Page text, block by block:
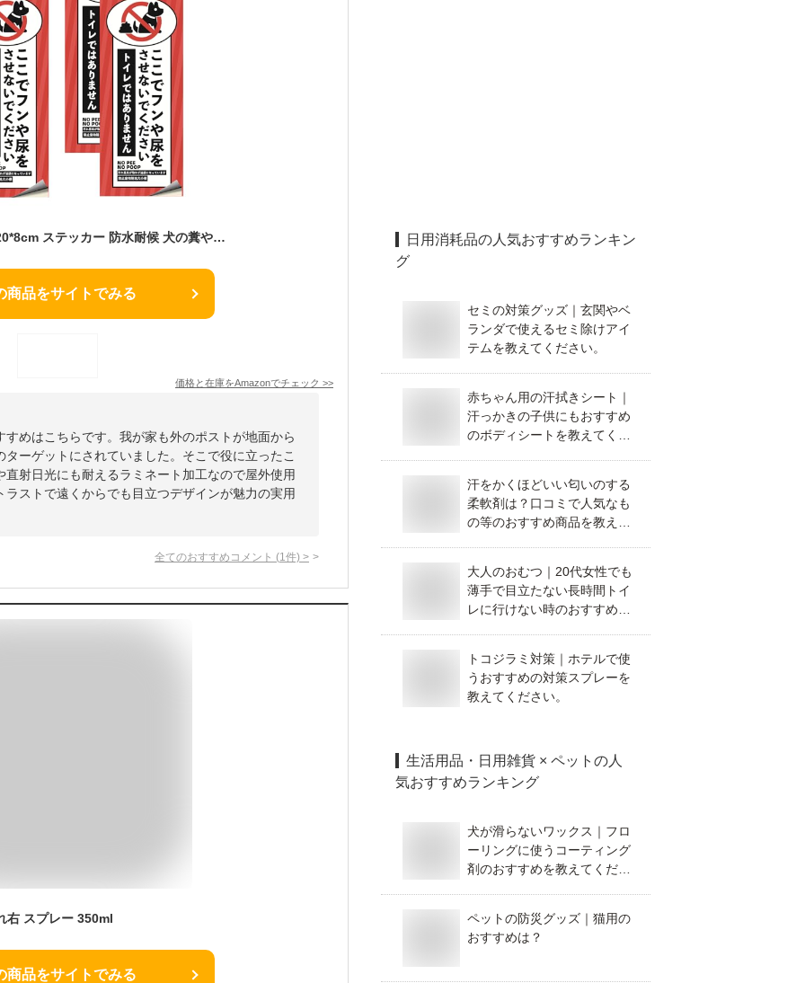
ペットのフン尿禁止 20*8cm ステッカー 防水耐候 犬の糞や尿をさせないでください 4枚セット
商品をサイトでみる
価格と在庫をAmazonでチェック >>
めはこちらです。我が家も外のポストが地面から
ーゲットにされていました。そこで役に立ったこ
射日光にも耐えるラミネート加工なので屋外使用
ストで遠くからでも目立つデザインが魅力の実用
全てのおすすめコメント (1 件) >
右 スプレー 350ml
商品をサイトでみる
日用消耗品の人気おすすめランキン
グ
セミの対策グッズ｜玄関やベ
ランダで使えるセミ除けアイ
テムを教えてください。
赤ちゃん用の汗拭きシート｜
汗っかきの子供にもおすすめ
のボディシートを教えてくだ
汗をかくほどいい匂いのする
柔軟剤は？口コミで人気なも
の等のおすすめ商品を教えて
大人のおむつ｜20代女性でも
薄手で目立たない長時間トイ
レに行けない時のおすすめオ
トコジラミ対策｜ホテルで使
うおすすめの対策スプレーを
教えてください。
生活用品・日用雑貨 × ペット の人
気おすすめランキング
犬が滑らないワックス｜フロ
ーリングに使うコーティング
剤のおすすめを教えてくださ
ペットの防災グッズ｜猫用の
おすすめは？